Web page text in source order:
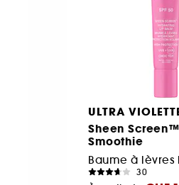
ULTRA
Sheen Screen™
Smoothie
30